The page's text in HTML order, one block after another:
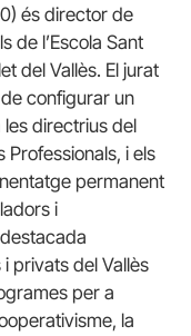
és director de
de l’Escola Sant
del Vallès. El jurat
configurar un
directrius del
Professionals, i els
permanent
i
privats del Vallès
per a
la